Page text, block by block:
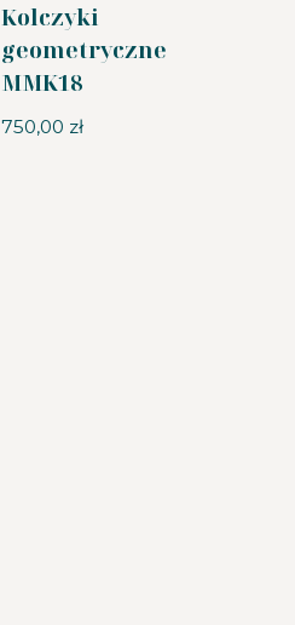
Kolczyki
geometryczne
MMK18
750,00 zł